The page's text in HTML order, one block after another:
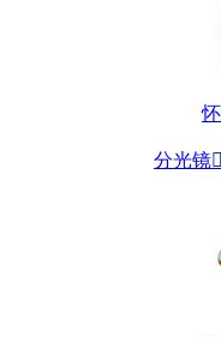
分光镜